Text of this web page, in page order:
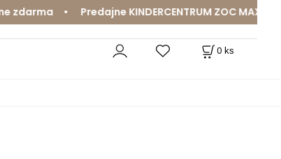
• Predajne KINDERCENTRUM ZOC MAX a
0 ks